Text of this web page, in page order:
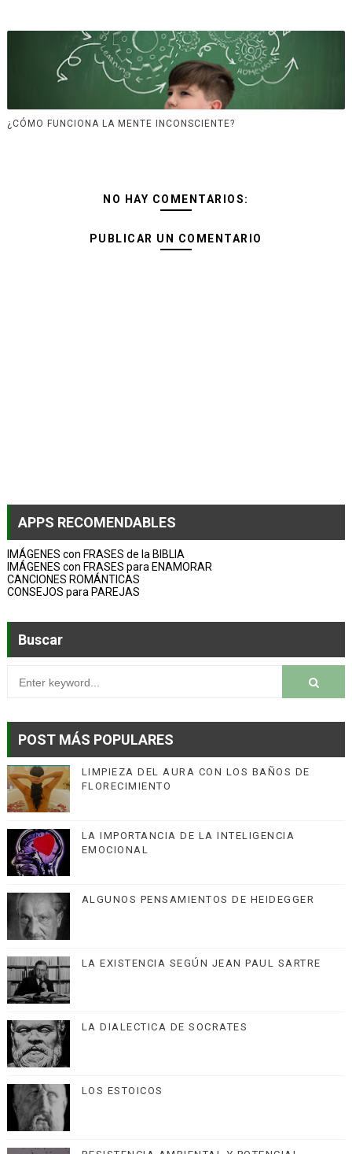
¿CÓMO FUNCIONA LA MENTE INCONSCIENTE?
NO HAY COMENTARIOS:
PUBLICAR UN COMENTARIO
APPS RECOMENDABLES
IMÁGENES con FRASES de la BIBLIA
IMÁGENES con FRASES para ENAMORAR
CANCIONES ROMÁNTICAS
CONSEJOS para PAREJAS
Buscar
POST MÁS POPULARES
LIMPIEZA DEL AURA CON LOS BAÑOS DE
FLORECIMIENTO
LA IMPORTANCIA DE LA INTELIGENCIA
EMOCIONAL
ALGUNOS PENSAMIENTOS DE HEIDEGGER
LA EXISTENCIA SEGÚN JEAN PAUL SARTRE
LA DIALECTICA DE SOCRATES
LOS ESTOICOS